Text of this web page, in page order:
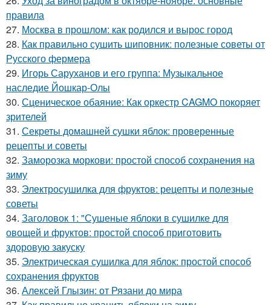
правила
27. Москва в прошлом: как родился и вырос город
28. Как правильно сушить шиповник: полезные советы от
Русского фермера
29. Игорь Саруханов и его группа: Музыкальное
наследие Йошкар-Олы
30. Сценическое обаяние: Как оркестр CAGMO покоряет
зрителей
31. Секреты домашней сушки яблок: проверенные
рецепты и советы
32. Заморозка моркови: простой способ сохранения на
зиму
33. Электросушилка для фруктов: рецепты и полезные
советы
34. Заголовок 1: "Сушеные яблоки в сушилке для
овощей и фруктов: простой способ приготовить
здоровую закуску
35. Электрическая сушилка для яблок: простой способ
сохранения фруктов
36. Алексей Глызин: от Рязани до мира